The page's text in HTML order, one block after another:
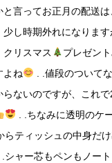
と言ってお正月の配送
少し時期外れになりま
クリスマス
プレゼン
よね
. .値段のついて
ないのですが、これ
. .ちなみに透明のケ
らティッシュの中身だ
シャー芯もペンもノー